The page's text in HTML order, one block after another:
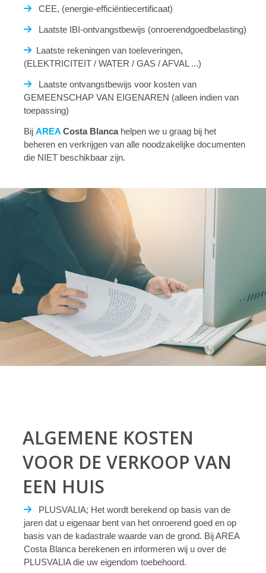
CEE, (energie-efficiëntiecertificaat)
Laatste IBI-ontvangstbewijs (onroerendgoedbelasting)
Laatste rekeningen van toeleveringen,
(ELEKTRICITEIT / WATER / GAS / AFVAL ...)
Laatste ontvangstbewijs voor kosten van
GEMEENSCHAP VAN EIGENAREN (alleen indien van
toepassing)
Bij AREA Costa Blanca helpen we u graag bij het
beheren en verkrijgen van alle noodzakelijke documenten
die NIET beschikbaar zijn.
ALGEMENE KOSTEN
VOOR DE VERKOOP VAN
EEN HUIS
PLUSVALIA; Het wordt berekend op basis van de
jaren dat u eigenaar bent van het onroerend goed en op
basis van de kadastrale waarde van de grond. Bij AREA
Costa Blanca berekenen en informeren wij u over de
PLUSVALIA die uw eigendom toebehoord.